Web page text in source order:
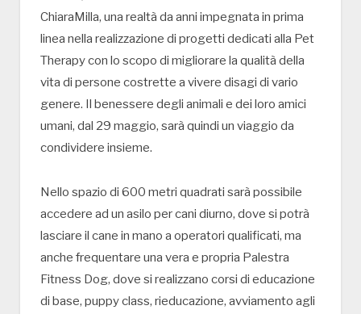
ChiaraMilla, una realtà da anni impegnata in prima
linea nella realizzazione di progetti dedicati alla Pet
Therapy con lo scopo di migliorare la qualità della
vita di persone costrette a vivere disagi di vario
genere. Il benessere degli animali e dei loro amici
umani, dal 29 maggio, sarà quindi un viaggio da
condividere insieme.
Nello spazio di 600 metri quadrati sarà possibile
accedere ad un asilo per cani diurno, dove si potrà
lasciare il cane in mano a operatori qualificati, ma
anche frequentare una vera e propria Palestra
Fitness Dog, dove si realizzano corsi di educazione
di base, puppy class, rieducazione, avviamento agli